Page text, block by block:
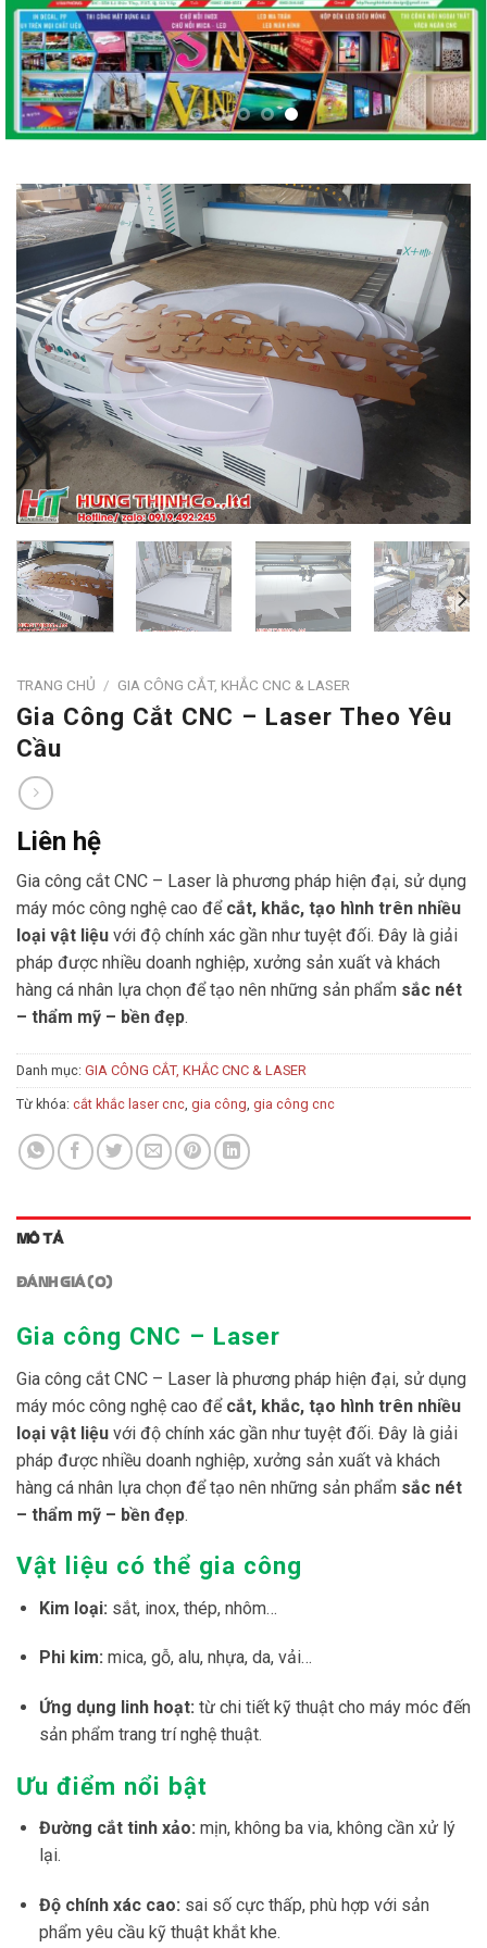
TRANG CHỦ / GIA CÔNG CẮT, KHẮC CNC & LASER
Gia Công Cắt CNC – Laser Theo Yêu
Cầu
Liên hệ
Gia công cắt CNC – Laser là phương pháp hiện đại, sử dụng
máy móc công nghệ cao để cắt, khắc, tạo hình trên nhiều
loại vật liệu với độ chính xác gần như tuyệt đối. Đây là giải
pháp được nhiều doanh nghiệp, xưởng sản xuất và khách
hàng cá nhân lựa chọn để tạo nên những sản phẩm sắc nét
– thẩm mỹ – bền đẹp.
Danh mục: GIA CÔNG CẮT, KHẮC CNC & LASER
Từ khóa: cắt khắc laser cnc gia công gia công cnc
MÔ TẢ
ĐÁNH GIÁ (0)
Gia công CNC – Laser
Gia công cắt CNC – Laser là phương pháp hiện đại, sử dụng
máy móc công nghệ cao để cắt, khắc, tạo hình trên nhiều
loại vật liệu với độ chính xác gần như tuyệt đối. Đây là giải
pháp được nhiều doanh nghiệp, xưởng sản xuất và khách
hàng cá nhân lựa chọn để tạo nên những sản phẩm sắc nét
– thẩm mỹ – bền đẹp.
Vật liệu có thể gia công
Kim loại: sắt, inox, thép, nhôm…
Phi kim: mica, gỗ, alu, nhựa, da, vải…
Ứng dụng linh hoạt: từ chi tiết kỹ thuật cho máy móc đến
sản phẩm trang trí nghệ thuật.
Ưu điểm nổi bật
Đường cắt tinh xảo: mịn, không ba via, không cần xử lý
lại.
Độ chính xác cao: sai số cực thấp, phù hợp với sản
phẩm yêu cầu kỹ thuật khắt khe.